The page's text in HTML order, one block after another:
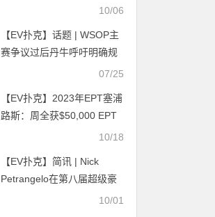
参赛207人晋级第二轮，孙
#33和#34冠军
10/06
【EV扑克】话题 | WSOP主
赛争议过后丹牛呼吁明确规
07/25
【EV扑克】2023年EPT塞浦
路斯：周全获$50,000 EPT
10/18
【EV扑克】简讯 | Nick
Petrangelo在第八届超级豪
客碗第一天领先12名选手10/01